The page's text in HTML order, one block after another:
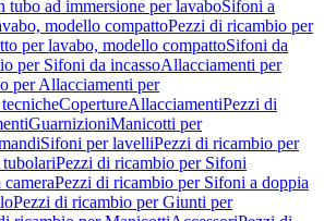
tubo ad immersione per lavaboSifoni a
modello compattoPezzi di ricambio per
per lavabo, modello compattoSifoni da
per Sifoni da incassoAllacciamenti per
per Allacciamenti per
CopertureAllacciamentiPezzi di
GuarnizioniManicotti per
Sifoni per lavelliPezzi di ricambio per
Pezzi di ricambio per Sifoni
Pezzi di ricambio per Sifoni a doppia
Pezzi di ricambio per Giunti per